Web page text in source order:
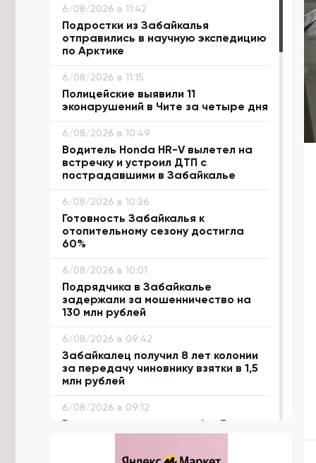
6/08/2026 в 11:42
Подростки из Забайкалья
отправились в научную экспедицию
по Арктике
6/08/2026 в 11:15
Полицейские выявили 11
эконарушений в Чите за четыре дня
6/08/2026 в 10:49
Водитель Honda HR-V вылетел на
встречку и устроил ДТП с
пострадавшими в Забайкалье
6/08/2026 в 10:26
Готовность Забайкалья к
отопительному сезону достигла
60%
6/08/2026 в 10:01
Подрядчика в Забайкалье
задержали за мошенничество на
130 млн рублей
6/08/2026 в 09:42
Забайкалец получил 8 лет колонии
за передачу чиновнику взятки в 1,5
млн рублей
6/08/2026 в 09:12
Водитель кроссовера сбил 7-
летнюю девочку во дворе дома в